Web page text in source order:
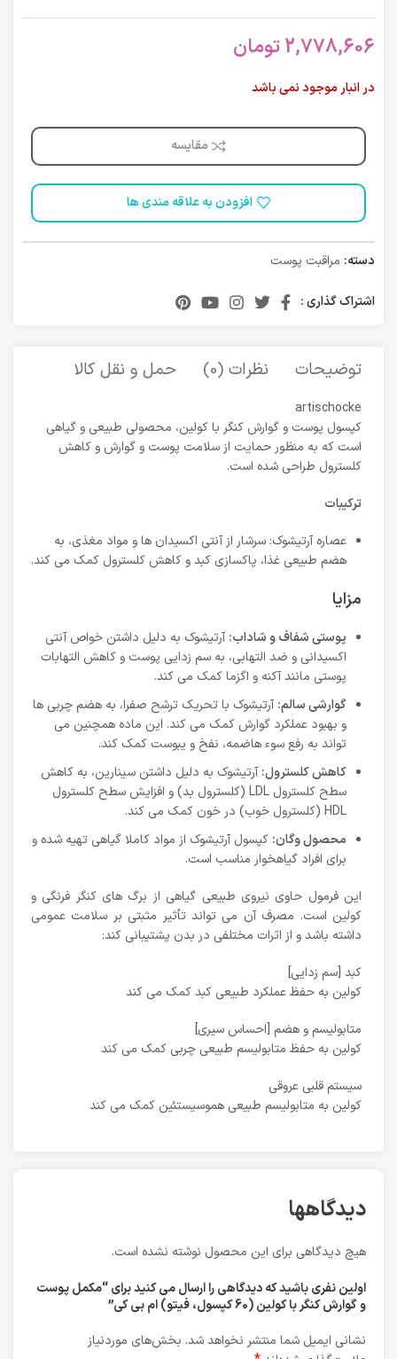
2,778,606تومان
در انبار موجود نمی باشد
مقایسه
افزودن به علاقه مندی ها
دسته: مراقبت پوست
اشتراک گذاری :
توضیحات نظرات (0) حمل و نقل کالا
artischocke
کپسول پوست و گوارش کنگر با کولین، محصولی طبیعی و گیاهی
است که به منظور حمایت از سلامت پوست و گوارش و کاهش
کلسترول طراحی شده است.
ترکیبات
عصاره آرتیشوک: سرشار از آنتی اکسیدان ها و مواد مغذی، به
هضم طبیعی غذا، پاکسازی کبد و کاهش کلسترول کمک می کند.
مزایا
پوستی شفاف و شاداب: آرتیشوک به دلیل داشتن خواص آنتی
اکسیدانی و ضد التهابی، به سم زدایی پوست و کاهش التهابات
پوستی مانند آکنه و اگزما کمک می کند.
گوارشی سالم: آرتیشوک با تحریک ترشح صفرا، به هضم چربی ها
و بهبود عملکرد گوارش کمک می کند. این ماده همچنین می
تواند به رفع سوء هاضمه، نفخ و یبوست کمک کند.
کاهش کلسترول: آرتیشوک به دلیل داشتن سینارین، به کاهش
سطح کلسترول LDL (کلسترول بد) و افزایش سطح کلسترول
HDL (کلسترول خوب) در خون کمک می کند.
محصول وگان: کپسول آرتیشوک از مواد کاملا گیاهی تهیه شده و
برای افراد گیاهخوار مناسب است.
این فرمول حاوی نیروی طبیعی گیاهی از برگ های کنگر فرنگی و
کولین است. مصرف آن می تواند تأثیر مثبتی بر سلامت عمومی
داشته باشد و از اثرات مختلفی در بدن پشتیبانی کند:
کبد [سم زدایی]
کولین به حفظ عملکرد طبیعی کبد کمک می کند
متابولیسم و ​​هضم [احساس سیری]
کولین به حفظ متابولیسم طبیعی چربی کمک می کند
سیستم قلبی عروقی
کولین به متابولیسم طبیعی هموسیستئین کمک می کند
دیدگاهها
هیچ دیدگاهی برای این محصول نوشته نشده است.
اولین نفری باشید که دیدگاهی را ارسال می کنید برای “مکمل پوست
و گوارش کنگر با کولین (60 کپسول، فیتو) ام بی کی”
نشانی ایمیل شما منتشر نخواهد شد. بخش‌های موردنیاز